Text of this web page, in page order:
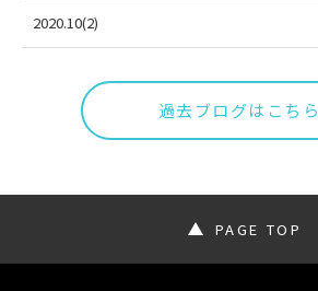
2020.10(2)
過去ブログはこちら
PAGE TOP